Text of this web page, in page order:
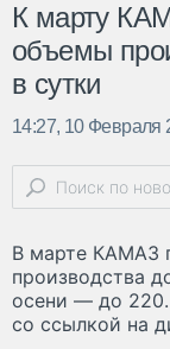
К марту
объемы
в сутки
14:27, 10 Февраля
В марте КАМАЗ
производства
осени — до
со ссылкой на